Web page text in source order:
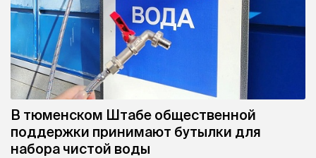
В тюменском Штабе общественной
поддержки принимают бутылки для
набора чистой воды